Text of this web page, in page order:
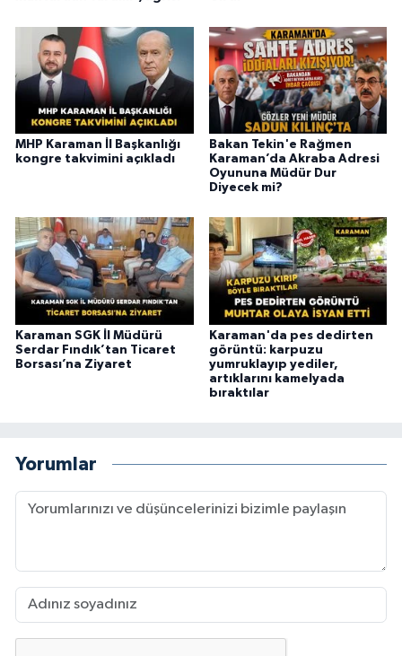
MHP Karaman İl Başkanlığı
kongre takvimini açıkladı
Bakan Tekin'e Rağmen
Karaman’da Akraba Adresi
Oyununa Müdür Dur
Diyecek mi?
Karaman SGK İl Müdürü
Serdar Fındık’tan Ticaret
Borsası’na Ziyaret
Karaman'da pes dedirten
görüntü: karpuzu
yumruklayıp yediler,
artıklarını kamelyada
bıraktılar
Yorumlar